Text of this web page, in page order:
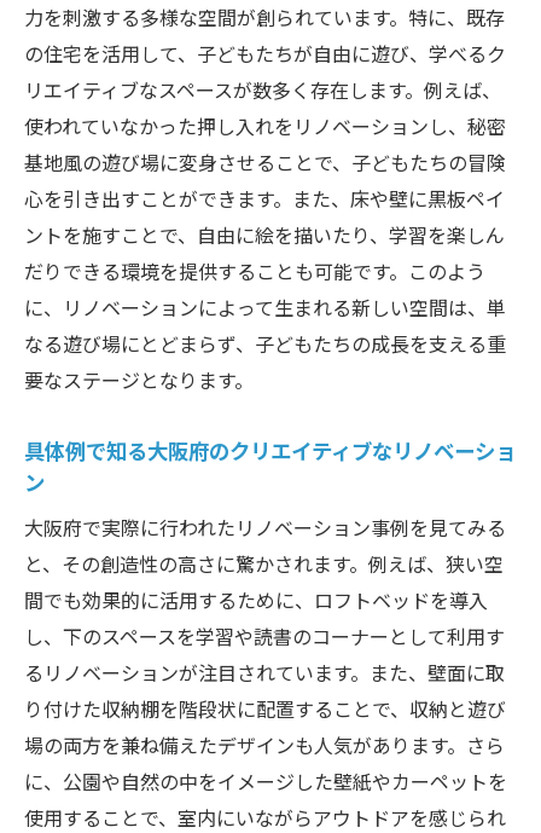
力を刺激する多様な空間が創られています。特に、既存
の住宅を活用して、子どもたちが自由に遊び、学べるク
リエイティブなスペースが数多く存在します。例えば、
使われていなかった押し入れをリノベーションし、秘密
基地風の遊び場に変身させることで、子どもたちの冒険
心を引き出すことができます。また、床や壁に黒板ペイ
ントを施すことで、自由に絵を描いたり、学習を楽しん
だりできる環境を提供することも可能です。このよう
に、リノベーションによって生まれる新しい空間は、単
なる遊び場にとどまらず、子どもたちの成長を支える重
要なステージとなります。
具体例で知る大阪府のクリエイティブなリノベーショ
ン
大阪府で実際に行われたリノベーション事例を見てみる
と、その創造性の高さに驚かされます。例えば、狭い空
間でも効果的に活用するために、ロフトベッドを導入
し、下のスペースを学習や読書のコーナーとして利用す
るリノベーションが注目されています。また、壁面に取
り付けた収納棚を階段状に配置することで、収納と遊び
場の両方を兼ね備えたデザインも人気があります。さら
に、公園や自然の中をイメージした壁紙やカーペットを
使用することで、室内にいながらアウトドアを感じられ